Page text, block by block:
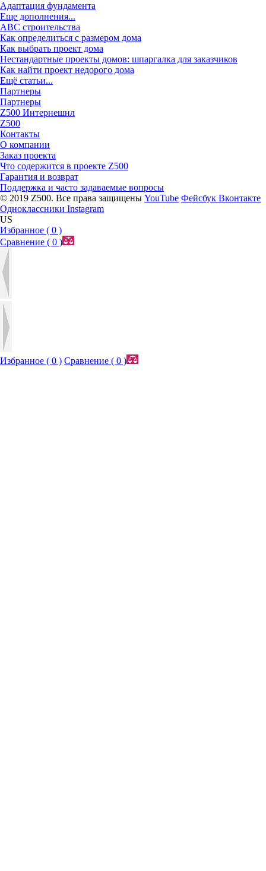
Адаптация фундамента
Еще дополнения...
ABC строительства
Как определиться с размером дома
Как выбрать проект дома
Нестандартные проекты домов: шпаргалка для заказчиков
Как найти проект недорого дома
Ещё статьи...
Партнеры
Партнеры
Z500 Интернешнл
Z500
Контакты
О компании
Заказ проекта
Что содержится в проекте Z500
Гарантия и возврат
Поддержка и часто задаваемые вопросы
© 2019 Z500. Все права защищены YouTube Фейсбук Вконтакте
Одноклассники Instagram
US
Избранное ( 0 )
Сравнение ( 0 )
Избранное ( 0 ) Сравнение ( 0 )